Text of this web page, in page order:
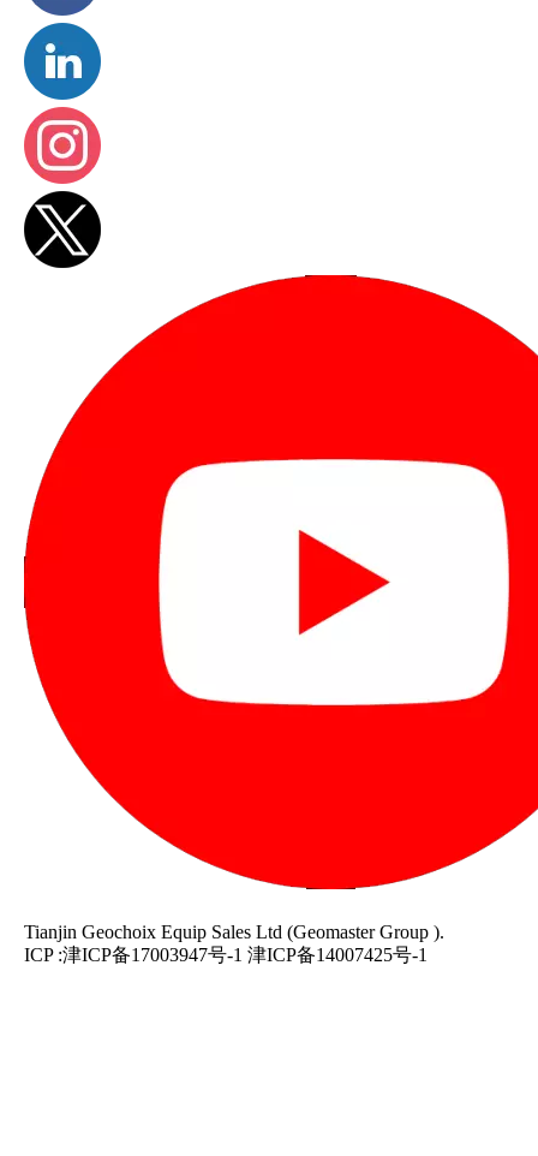
Tianjin Geochoix Equip Sales Ltd (Geomaster Group ).
ICP :津ICP备17003947号-1 津ICP备14007425号-1